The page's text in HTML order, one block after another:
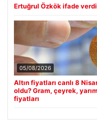
Ertuğrul Özkök ifade
05/08/2026
Altın fiyatları canlı 8
oldu? Gram, çeyrek,
fiyatları